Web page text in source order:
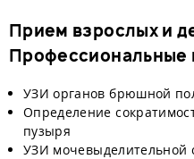
Прием взрослых и
Профессиональные
УЗИ органов брюшной
Определение
пузыря
УЗИ мочевыделительной